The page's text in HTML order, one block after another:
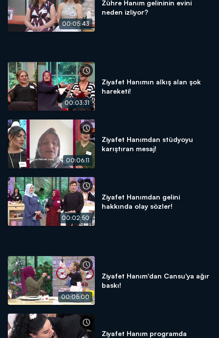
00:05:43
Zühre Hanım gelininin evini
neden izliyor?
00:03:31
Ziyafet Hanımın alkış alan şok
hareketi!
00:06:11
Ziyafet Hanımdan stüdyoyu
karıştıran mesaj!
00:02:50
Ziyafet Hanımdan gelini
hakkında olay sözler!
00:05:00
Ziyafet Hanım'dan Cansu'ya ağır
baskı!
Ziyafet Hanım programda